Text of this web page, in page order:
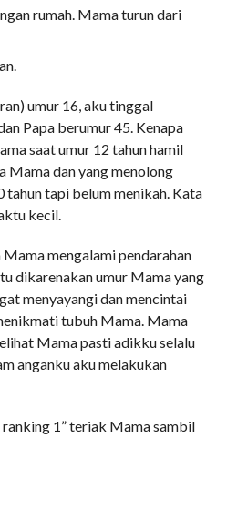
rumah. Mama turun dari
umur 16, aku tinggal
Papa berumur 45. Kenapa
saat umur 12 tahun hamil
Mama dan yang menolong
tahun tapi belum menikah. Kata
kecil.
mengalami pendarahan
dikarenakan umur Mama yang
menyayangi dan mencintai
tubuh Mama. Mama
Mama pasti adikku selalu
anganku aku melakukan
ranking 1” teriak Mama sambil